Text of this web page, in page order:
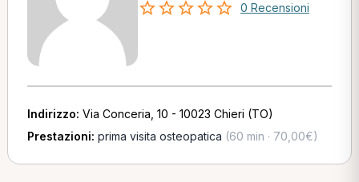
0 Recensioni
Indirizzo: Via Conceria, 10 - 10023 Chieri (TO)
Prestazioni: prima visita osteopatica (60 min · 70,00€)